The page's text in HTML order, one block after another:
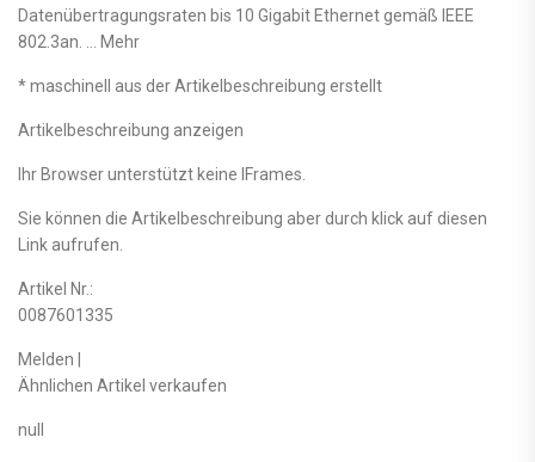
Datenübertragungsraten bis 10 Gigabit Ethernet gemäß IEEE
802.3an. … Mehr
* maschinell aus der Artikelbeschreibung erstellt
Artikelbeschreibung anzeigen
Ihr Browser unterstützt keine IFrames.
Sie können die Artikelbeschreibung aber durch klick auf diesen
Link aufrufen.
Artikel Nr.:
0087601335
Melden |
Ähnlichen Artikel verkaufen
null